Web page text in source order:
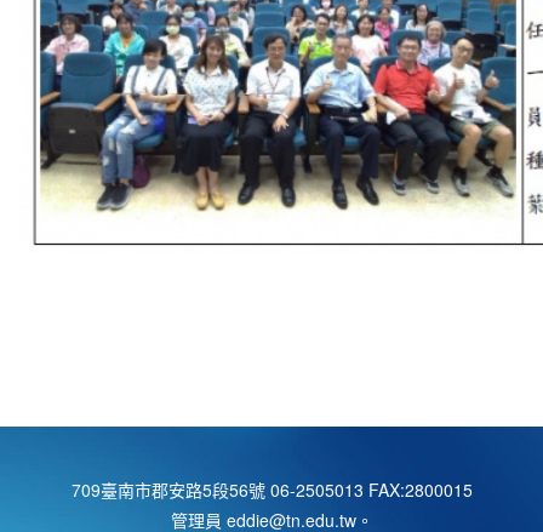
709臺南市郡安路5段56號 06-2505013 FAX:2800015
管理員 eddie@tn.edu.tw。